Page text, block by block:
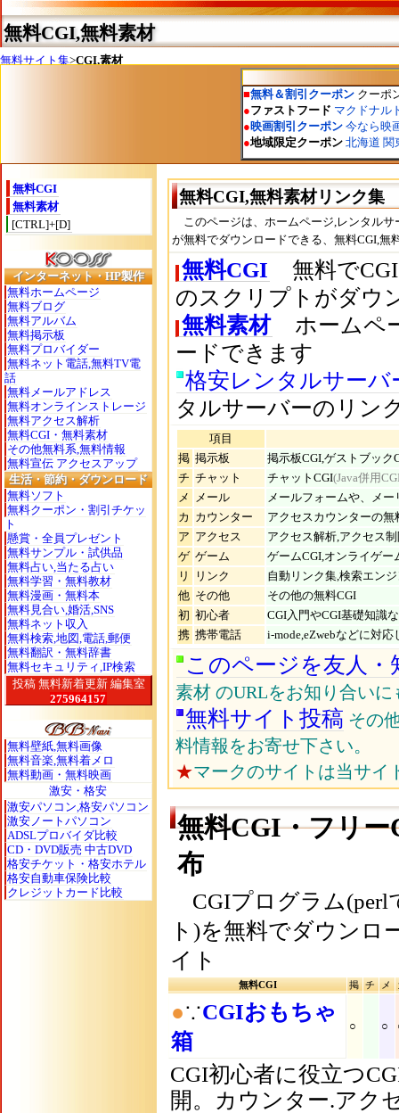
無料CGI,無料素材
無料サイト集>CGI,素材
無料CGI
無料素材
[CTRL]+[D]
インターネット・HP製作
無料ホームページ
無料ブログ
無料アルバム
無料掲示板
無料プロバイダー
無料ネット電話,無料TV電
話
無料メールアドレス
無料オンラインストレージ
無料アクセス解析
無料CGI・無料素材
その他無料系,無料情報
無料宣伝 アクセスアップ
生活・節約・ダウンロード
無料ソフト
無料クーポン・割引チケッ
ト
懸賞・全員プレゼント
無料サンプル・試供品
無料占い,当たる占い
無料学習・無料教材
無料漫画・無料本
無料見合い,婚活,SNS
無料ネット収入
無料検索,地図,電話,郵便
無料翻訳・無料辞書
無料セキュリティ,IP検索
投稿 無料新着更新 編集室
無料壁紙,無料画像
無料音楽,無料着メロ
無料動画・無料映画
激安・格安
激安パソコン,格安パソコン
激安ノートパソコン
ADSLプロバイダ比較
CD・DVD販売 中古DVD
格安チケット・格安ホテル
格安自動車保険比較
クレジットカード比較
無料CGI,無料素材リンク集
このページは、ホームページ,レンタルサ
が無料でダウンロードできる、無料CGI,
無料CGI
無料でCGI
のスクリプトがダウ
無料素材 ホームペ
ードできます
格安レンタルサー
タルサーバーのリン
項目
掲 掲示板
掲示板CGI,ゲストブック
チ チャット チャットCGI(Java併用
メ
メール
メールフォームや、メ
カ カウンター
アクセスカウンターの無
ア アクセス
アクセス解析,アクセス
ゲ ゲーム
ゲームCGI,オンライゲー
リ
リンク
自動リンク集,検索エン
他 その他
その他の無料CGI
初 初心者
CGI入門やCGI基礎知識
携 携帯電話 i-mode,eZwebなどに対
このページを友人
素材 のURLをお知り合い
無料サイト投稿 その
料情報をお寄せ下さい。
★マークのサイトは当サイ
無料CGI・フリ
布
CGIプログラム(perl
ト)を無料でダウンロ
イト
無料CGI 掲 チ メ
●∵CGIおもちゃ
箱
○ ○
CGI初心者に役立つ
開。カウンター.アク